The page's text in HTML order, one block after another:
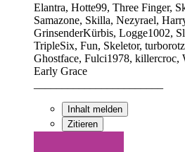
Elantra, Hotte99, Three Finger,
Samazone, Skilla, Nezyrael,
GrinsenderKürbis, Logge1002,
TripleSix, Fun, Skeletor,
Ghostface, Fulci1978,
Early Grace
Inhalt melden
Zitieren